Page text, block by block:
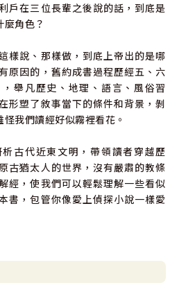
戶在三位長輩之後說的話，到底是
角色？
樣說、那樣做，到底上帝出的是哪
原因的，舊約成書過程歷經五、六
舉凡歷史、地理、語言、風俗習
形塑了敘事當下的條件和背景，剝
我們讀經好似霧裡看花。
古代近東文明，帶領讀者穿越歷
古猶太人的世界，沒有嚴肅的教條
經，使我們可以輕鬆理解一些看似
書，包管你像愛上偵探小說一樣愛